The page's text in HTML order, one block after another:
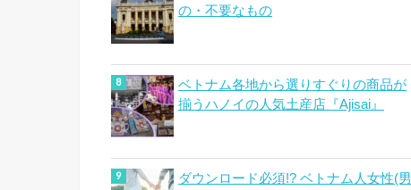
の・不要なもの
ベトナム各地から選りすぐりの商品が
揃うハノイの人気土産店『Ajisai』
ダウンロード必須!? ベトナム人女性(男